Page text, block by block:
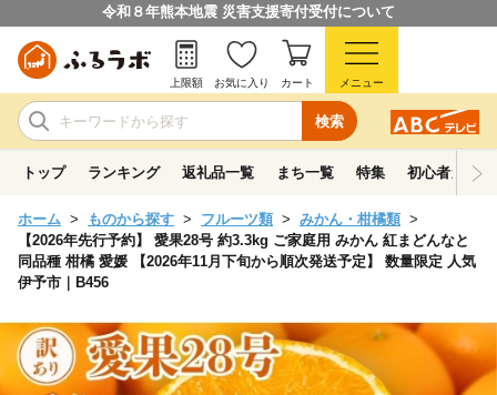
令和８年熊本地震 災害支援寄付受付について
検索
上限額 お気に入り カート メニュー
トップ ランキング 返礼品一覧 まち一覧 特集 初心者ガイド
ホーム ものから探す フルーツ類
みかん・柑橘類
【2026年先行予約】 愛果28号 約3.3kg ご家庭用 みかん 紅まどんなと
同品種 柑橘 愛媛 【2026年11月下旬から順次発送予定】 数量限定 人気
伊予市｜B456